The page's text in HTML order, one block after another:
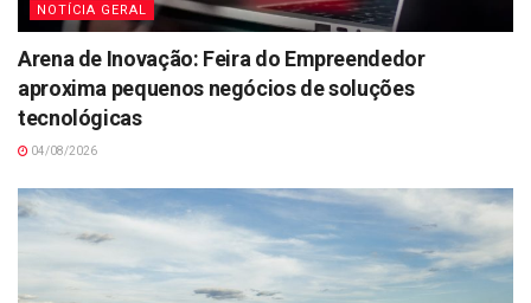
NOTÍCIA GERAL
Arena de Inovação: Feira do Empreendedor
aproxima pequenos negócios de soluções
tecnológicas
04/08/2026